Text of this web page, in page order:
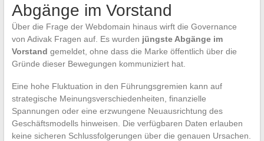
Abgänge im Vorstand
Über die Frage der Webdomain hinaus wirft die Governance
von Adivak Fragen auf. Es wurden jüngste Abgänge im
Vorstand gemeldet, ohne dass die Marke öffentlich über die
Gründe dieser Bewegungen kommuniziert hat.
Eine hohe Fluktuation in den Führungsgremien kann auf
strategische Meinungsverschiedenheiten, finanzielle
Spannungen oder eine erzwungene Neuausrichtung des
Geschäftsmodells hinweisen. Die verfügbaren Daten erlauben
keine sicheren Schlussfolgerungen über die genauen Ursachen.